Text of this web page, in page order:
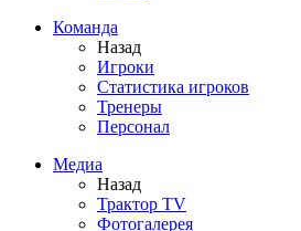
Команда
Назад
Игроки
Статистика игроков
Тренеры
Персонал
Медиа
Назад
Трактор TV
Фотогалерея